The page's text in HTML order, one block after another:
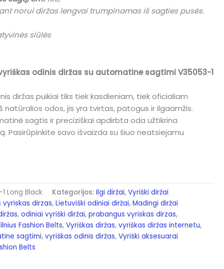
norui diržas lengvai trumpinamas iš sagties pusės.
siūlės
odinis diržas su automatine sagtimi V35053-1
diržas puikiai tiks tiek kasdieniam, tiek oficialiam
natūralios odos, jis yra tvirtas, patogus ir ilgaamžis.
sagtis ir preciziškai apdirbta oda užtikrina
Pasirūpinkite savo išvaizda su šiuo neatsiejamu
Long Black Kategorijos:Ilgi diržai,Vyriški diržai
vyriskas dirzas,Lietuviški odiniai diržai,Madingi diržai
,odiniai vyriški diržai,prabangus vyriskas dirzas,
Fashion Belts,Vyriškas diržas,vyriškas diržas internetu,
sagtimi,vyriškas odinis diržas,Vyriški aksesuarai
Belts